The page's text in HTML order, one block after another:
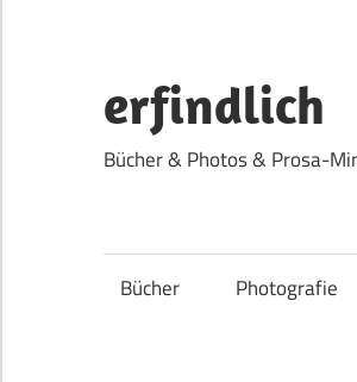
springen
erfindlich
Bücher & Photos & Prosa-
Bücher Photografie